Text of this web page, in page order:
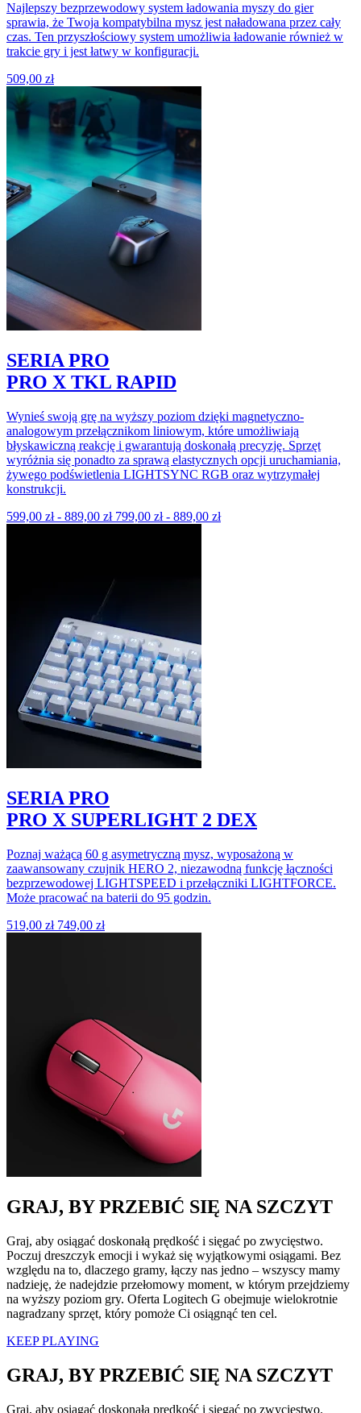
Najlepszy bezprzewodowy system ładowania myszy do gier
sprawia, że Twoja kompatybilna mysz jest naładowana przez cały
czas. Ten przyszłościowy system umożliwia ładowanie również w
trakcie gry i jest łatwy w konfiguracji.
509,00 zł
SERIA PRO
PRO X TKL RAPID
Wynieś swoją grę na wyższy poziom dzięki magnetyczno-
analogowym przełącznikom liniowym, które umożliwiają
błyskawiczną reakcję i gwarantują doskonałą precyzję. Sprzęt
wyróżnia się ponadto za sprawą elastycznych opcji uruchamiania,
żywego podświetlenia LIGHTSYNC RGB oraz wytrzymałej
konstrukcji.
599,00 zł- 889,00 zł 799,00 zł- 889,00 zł
SERIA PRO
PRO X SUPERLIGHT 2 DEX
Poznaj ważącą 60 g asymetryczną mysz, wyposażoną w
zaawansowany czujnik HERO 2, niezawodną funkcję łączności
bezprzewodowej LIGHTSPEED i przełączniki LIGHTFORCE.
Może pracować na baterii do 95 godzin.
519,00 zł 749,00 zł
GRAJ, BY PRZEBIĆ SIĘ NA SZCZYT
Graj, aby osiągać doskonałą prędkość i sięgać po zwycięstwo.
Poczuj dreszczyk emocji i wykaż się wyjątkowymi osiągami. Bez
względu na to, dlaczego gramy, łączy nas jedno – wszyscy mamy
nadzieję, że nadejdzie przełomowy moment, w którym przejdziemy
na wyższy poziom gry. Oferta Logitech G obejmuje wielokrotnie
nagradzany sprzęt, który pomoże Ci osiągnąć ten cel.
KEEP PLAYING
GRAJ, BY PRZEBIĆ SIĘ NA SZCZYT
Graj, aby osiągać doskonałą prędkość i sięgać po zwycięstwo.